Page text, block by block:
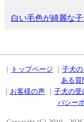
白い毛色が綺麗な子
トップページ 子犬
ある質
お客様の声 子犬の受
バシー